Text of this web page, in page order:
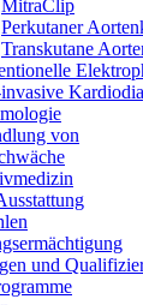
MitraClip
Perkutaner
Transkutane
von
und